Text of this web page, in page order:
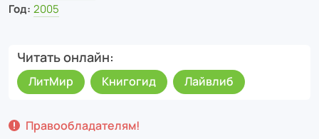
Год: 2005
Читать онлайн
ЛитМир Книгогид Лайвлиб
Правообладателям!